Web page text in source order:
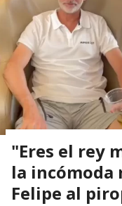
"Eres el rey
la incómoda
Felipe al